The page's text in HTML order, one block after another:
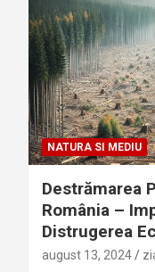
NATURA SI MEDIU
Destrămarea
România –
Distrugerea
august 13, 2024